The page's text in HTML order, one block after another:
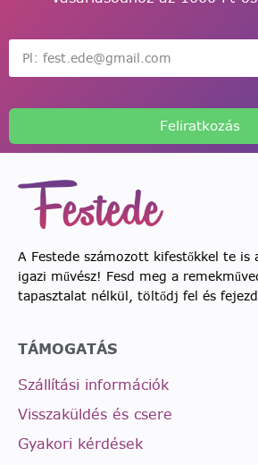
Feliratkozás
A Festede számozott kifestőkkel te is
igazi művész! Fesd meg a
tapasztalat nélkül, töltődj fel és
TÁMOGATÁS
Szállítási információk
Visszaküldés és csere
Gyakori kérdések